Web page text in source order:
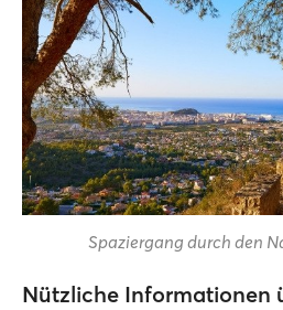
Spaziergang durch den
Nützliche Informationen